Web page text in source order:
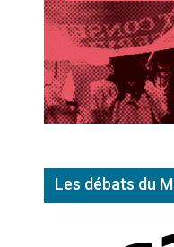
Les débats du